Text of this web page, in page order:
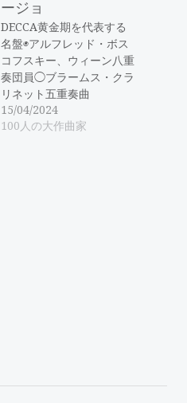
DECCA黄金期を代表する
名盤◉アルフレッド・ボス
コフスキー、ウィーン八重
奏団員◯ブラームス・クラ
リネット五重奏曲
15/04/2024
100人の大作曲家